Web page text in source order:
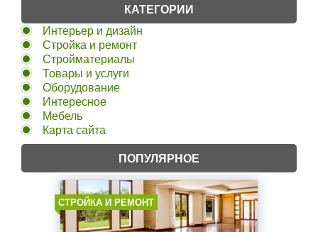
КАТЕГОРИИ
Интерьер и дизайн
Стройка и ремонт
Стройматериалы
Товары и услуги
Оборудование
Интересное
Мебель
Карта сайта
ПОПУЛЯРНОЕ
СТРОЙКА И РЕМОНТ